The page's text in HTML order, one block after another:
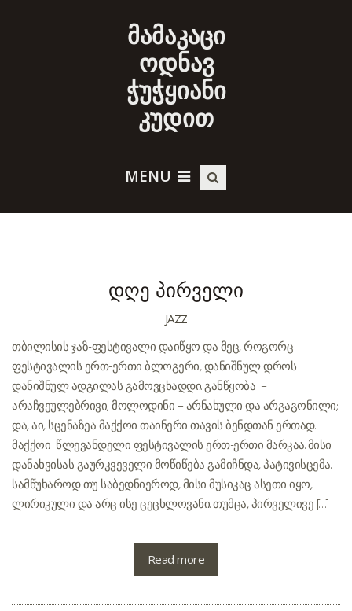
მამაკაცი
ოდნავ
ჭუჭყიანი
კუდით
MENU
დღე პირველი
JAZZ
თბილისის ჯაზ-ფესტივალი დაიწყო და მეც, როგორც
ფესტივალის ერთ-ერთი ბლოგერი, დანიშნულ დროს
დანიშნულ ადგილას გამოვცხადდი. განწყობა –
არაჩვეულებრივი; მოლოდინი – არნახული და არგაგონილი;
და, აი, სცენაზეა მაქქოი თაინერი თავის ბენდთან ერთად.
მაქქოი წლევანდელი ფესტივალის ერთ-ერთი მარკაა. მისი
დანახვისას გაურკვეველი მოწიწება გამიჩნდა, პატივისცემა.
სამწუხაროდ თუ საბედნიეროდ, მისი მუსიკაც ასეთი იყო,
ლირიკული და არც ისე ცეცხლოვანი. თუმცა, პირველივე […]
Read more